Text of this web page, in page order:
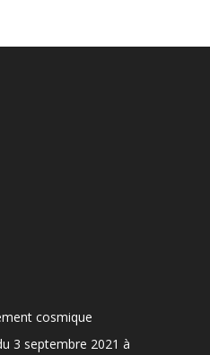
cosmique
3 septembre 2021 à